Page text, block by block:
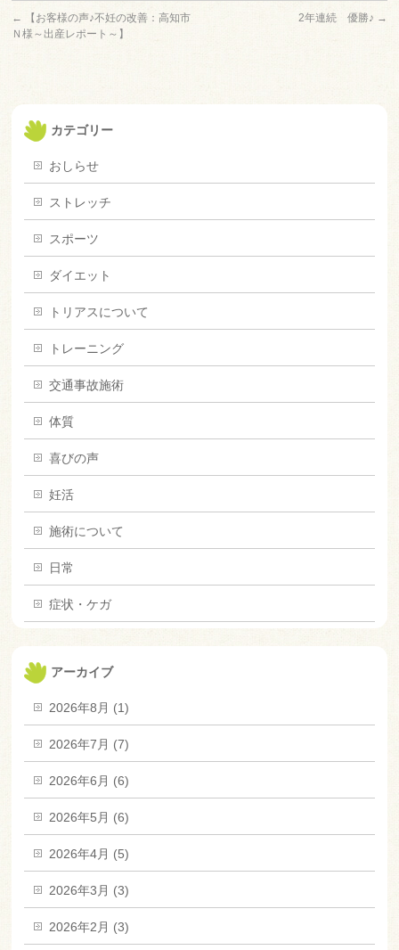
←
【お客様の声♪不妊の改善：高知市
Ｎ様～出産レポート～】
2年連続 優勝♪ →
カテゴリー
おしらせ
ストレッチ
スポーツ
ダイエット
トリアスについて
トレーニング
交通事故施術
体質
喜びの声
妊活
施術について
日常
症状・ケガ
アーカイブ
2026年8月 (1)
2026年7月 (7)
2026年6月 (6)
2026年5月 (6)
2026年4月 (5)
2026年3月 (3)
2026年2月 (3)